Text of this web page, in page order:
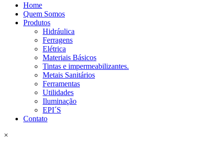
Home
Quem Somos
Produtos
Hidráulica
Ferragens
Elétrica
Materiais Básicos
Tintas e impermeabilizantes.
Metais Sanitários
Ferramentas
Utilidades
Iluminação
EPI´S
Contato
×